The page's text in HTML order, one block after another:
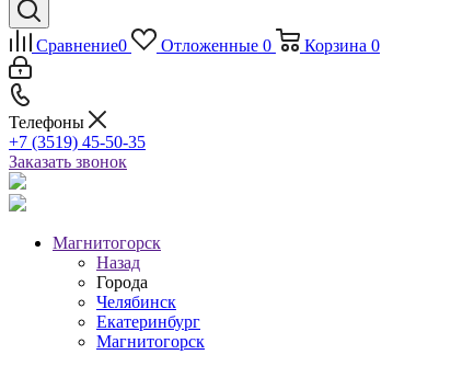
Сравнение0 Отложенные 0 Корзина 0
Телефоны
+7 (3519) 45-50-35
Заказать звонок
Магнитогорск
Назад
Города
Челябинск
Екатеринбург
Магнитогорск